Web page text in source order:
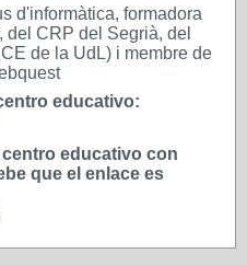
d'informàtica, formadora
CRP del Segrià, del
de la UdL) i membre de
educativo:
educativo con
que el enlace es